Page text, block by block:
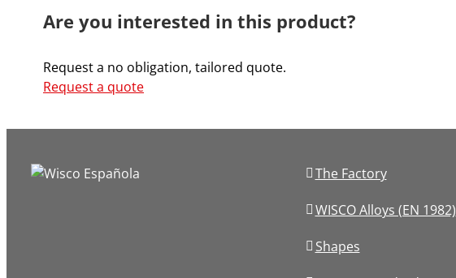
Are you interested in this product?
Request a no obligation, tailored quote.
Request a quote
The Factory
WISCO Alloys (EN 1982)
Shapes